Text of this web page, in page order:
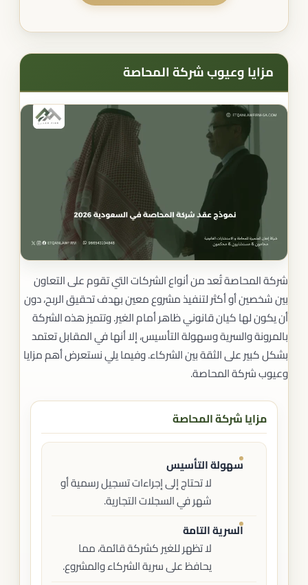
مزايا وعيوب شركة المحاصة
شركة المحاصة تُعد من أنواع الشركات التي تقوم على التعاون
بين شخصين أو أكثر لتنفيذ مشروع معين بهدف تحقيق الربح، دون
أن يكون لها كيان قانوني ظاهر أمام الغير. وتتميز هذه الشركة
بالمرونة والسرية وسهولة التأسيس، إلا أنها في المقابل تعتمد
بشكل كبير على الثقة بين الشركاء. وفيما يلي نستعرض أهم مزايا
وعيوب شركة المحاصة.
مزايا شركة المحاصة
سهولة التأسيس
لا تحتاج إلى إجراءات تسجيل رسمية أو
شهر في السجلات التجارية.
السرية التامة
لا تظهر للغير كشركة قائمة، مما
يحافظ على سرية الشركاء والمشروع.